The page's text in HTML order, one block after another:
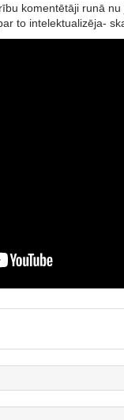
komentētāji runā
to intelektualizēja-